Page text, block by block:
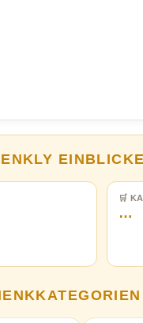
EINBLICKE
🛒
…